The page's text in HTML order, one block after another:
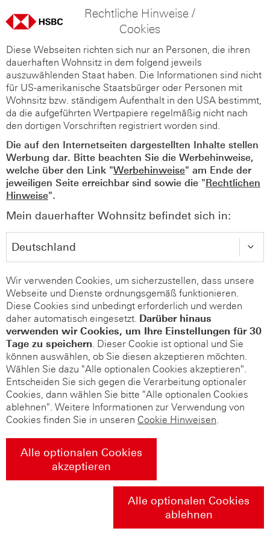
Rechtliche Hinweise /
Cookies
Diese Webseiten richten sich nur an Personen, die ihren
dauerhaften Wohnsitz in dem folgend jeweils
auszuwählenden Staat haben. Die Informationen sind nicht
für US-amerikanische Staatsbürger oder Personen mit
Wohnsitz bzw. ständigem Aufenthalt in den USA bestimmt,
da die aufgeführten Wertpapiere regelmäßig nicht nach
den dortigen Vorschriften registriert worden sind.
Die auf den Internetseiten dargestellten Inhalte stellen
Werbung dar. Bitte beachten Sie die Werbehinweise,
welche über den Link "Werbehinweise" am Ende der
jeweiligen Seite erreichbar sind sowie die "Rechtlichen
Hinweise".
Mein dauerhafter Wohnsitz befindet sich in:
Wir verwenden Cookies, um sicherzustellen, dass unsere
Webseite und Dienste ordnungsgemäß funktionieren.
Diese Cookies sind unbedingt erforderlich und werden
daher automatisch eingesetzt. Darüber hinaus
verwenden wir Cookies, um Ihre Einstellungen für 30
Tage zu speichern. Dieser Cookie ist optional und Sie
können auswählen, ob Sie diesen akzeptieren möchten.
Wählen Sie dazu "Alle optionalen Cookies akzeptieren".
Entscheiden Sie sich gegen die Verarbeitung optionaler
Cookies, dann wählen Sie bitte "Alle optionalen Cookies
ablehnen". Weitere Informationen zur Verwendung von
Cookies finden Sie in unseren Cookie Hinweisen.
Alle optionalen Cookies
akzeptieren
Alle optionalen Cookies
ablehnen